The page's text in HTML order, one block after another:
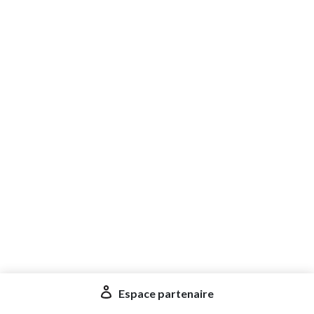
Espace partenaire